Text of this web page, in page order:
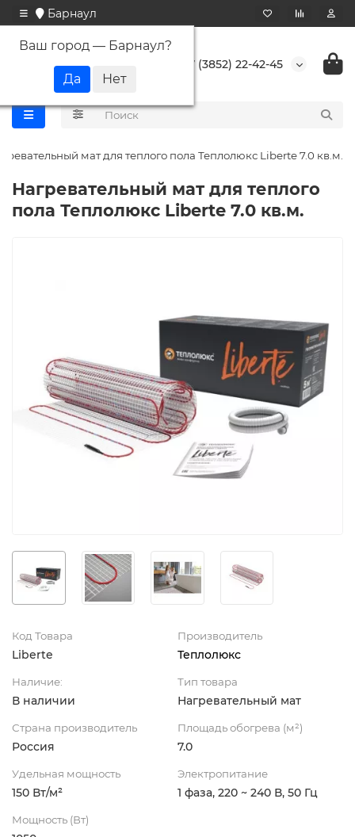
Барнаул
Ваш город — Барнаул?
+7 (3852) 22-42-45
мат для теплого пола Теплолюкс Liberte 7.0 кв.м.
Нагревательный мат для теплого
пола Теплолюкс Liberte 7.0 кв.м.
Код Товара
Liberte
Производитель
Теплолюкс
Наличие:
В наличии
Тип товара
Нагревательный мат
Страна производитель
Россия
Площадь обогрева (м²)
7.0
Удельная мощность
150 Вт/м²
Электропитание
1 фаза, 220 ~ 240 В, 50 Гц
Мощность (Вт)